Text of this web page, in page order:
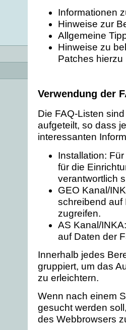
Informationen
Hinweise zur
Allgemeine
Hinweise zu
Patches hierzu
Verwendung der
Die FAQ-Listen
aufgeteilt, so dass
interessanten
Installation:
für die
verantwortlich
GEO Kanal/
schreibend auf
zugreifen.
AS Kanal/
auf Daten der
Innerhalb jedes
gruppiert, um das
zu erleichtern.
Wenn nach einem
gesucht werden
des Webbrowsers